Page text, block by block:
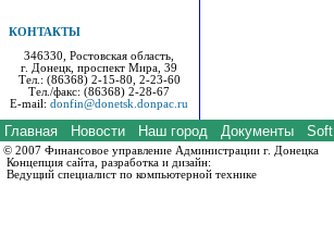
КОНТАКТЫ
346330, Ростовская область,
г. Донецк, проспект Мира, 39
Тел.: (86368) 2-15-80, 2-23-60
Тел./факс: (86368) 2-28-67
E-mail: donfin@donetsk.donpac.ru
Главная Новости Наш город Документы Soft
© 2007 Финансовое управление Администрации г. Донецка
Концепция сайта, разработка и дизайн:
Ведущий специалист по компьютерной технике